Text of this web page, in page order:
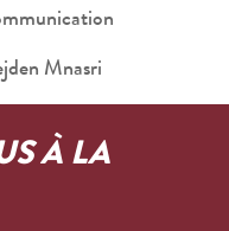
Mnasri
À LA